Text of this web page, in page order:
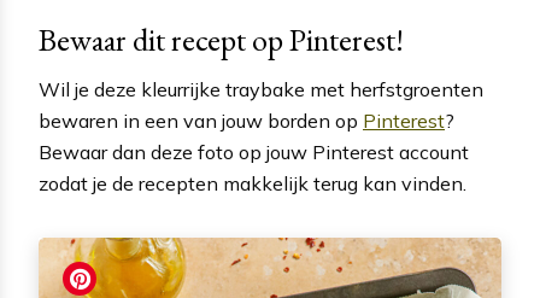
Bewaar dit recept op Pinterest!
Wil je deze kleurrijke traybake met herfstgroenten
bewaren in een van jouw borden op Pinterest?
Bewaar dan deze foto op jouw Pinterest account
zodat je de recepten makkelijk terug kan vinden.